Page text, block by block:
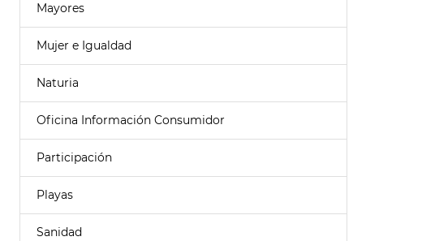
Mayores
Mujer e Igualdad
Naturia
Oficina Información Consumidor
Participación
Playas
Sanidad